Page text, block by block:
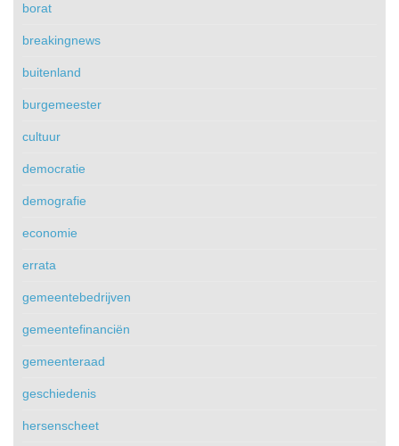
borat
breakingnews
buitenland
burgemeester
cultuur
democratie
demografie
economie
errata
gemeentebedrijven
gemeentefinanciën
gemeenteraad
geschiedenis
hersenscheet